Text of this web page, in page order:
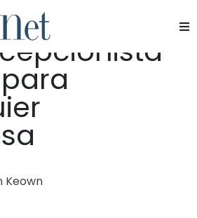
Servicios
Recursos
de
Keown